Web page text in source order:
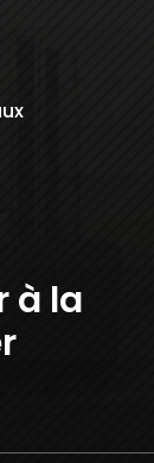
à la